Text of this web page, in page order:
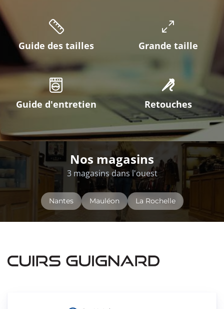
Guide des tailles Grande taille
Guide d'entretien Retouches
Nos magasins
3 magasins dans l'ouest
Nantes Mauléon La Rochelle